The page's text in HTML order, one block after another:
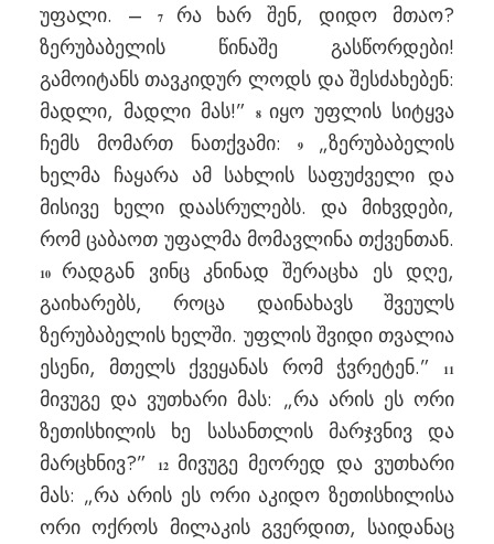
უფალი. –
7
რა ხარ შენ, დიდო მთაო?
ზერუბაბელის წინაშე გასწორდები!
გამოიტანს თავკიდურ ლოდს და შესძახებენ:
მადლი, მადლი მას!”
8 იყო უფლის სიტყვა
ჩემს მომართ ნათქვამი:9 „ზერუბაბელის
ხელმა ჩაყარა ამ სახლის საფუძველი და
მისივე ხელი დაასრულებს. და მიხვდები,
რომ ცაბაოთ უფალმა მომავლინა თქვენთან.
10 რადგან ვინც კნინად შერაცხა ეს დღე,
გაიხარებს, როცა დაინახავს შვეულს
ზერუბაბელის ხელში. უფლის შვიდი თვალია
ესენი, მთელს ქვეყანას რომ ჭვრეტენ.”
11
მივუგე და ვუთხარი მას: „რა არის ეს ორი
ზეთისხილის ხე სასანთლის მარჯვნივ და
მარცხნივ?”
12
მივუგე მეორედ და ვუთხარი
მას: „რა არის ეს ორი აკიდო ზეთისხილისა
ორი ოქროს მილაკის გვერდით, საიდანაც